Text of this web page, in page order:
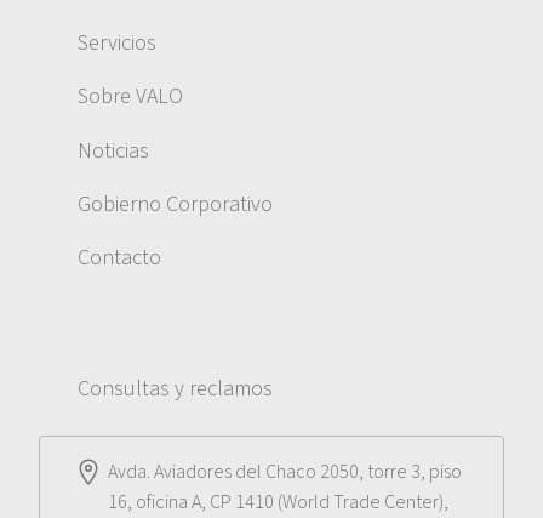
Servicios
Sobre VALO
Noticias
Gobierno Corporativo
Contacto
Consultas y reclamos
Avda. Aviadores del Chaco 2050, torre 3, piso
16, oficina A, CP 1410 (World Trade Center),